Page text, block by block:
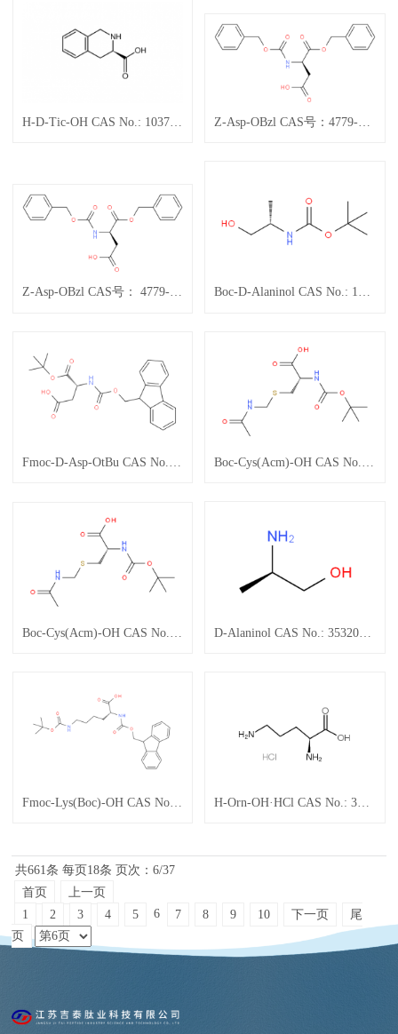
H-D-Tic-OH CAS No.: 103733-65-9 Z-Asp-OBzl CAS号：4779-31-1
Z-Asp-OBzl CAS号： 4779-31-1 Boc-D-Alaninol CAS No.: 106391-86-0
Fmoc-Lys(Boc)-OH CAS No.: 35320-23-1
共661条 每页18条 页次：6/37
首页
上一页
1
2 3 4 5 6 7 8 9 10 下一页
尾
页